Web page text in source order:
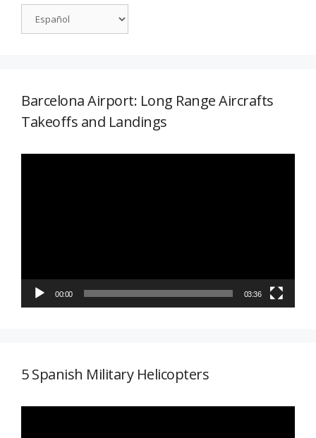
Barcelona Airport: Long Range Aircrafts
Takeoffs and Landings
00:00 03:36
5 Spanish Military Helicopters